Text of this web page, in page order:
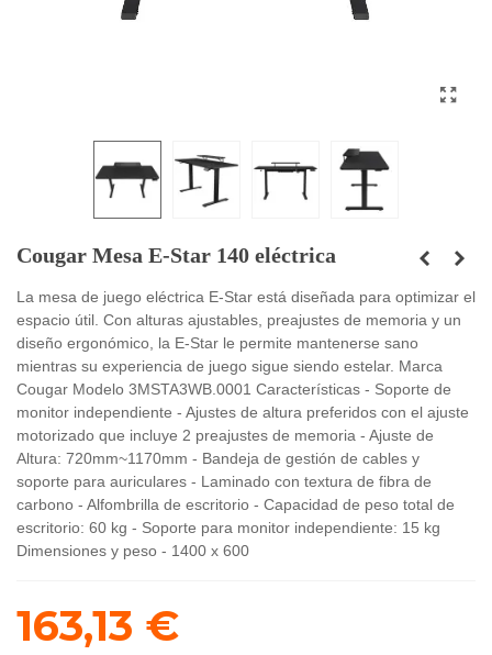
Cougar Mesa E-Star 140 eléctrica
La mesa de juego eléctrica E-Star está diseñada para optimizar el
espacio útil. Con alturas ajustables, preajustes de memoria y un
diseño ergonómico, la E-Star le permite mantenerse sano
mientras su experiencia de juego sigue siendo estelar. Marca
Cougar Modelo 3MSTA3WB.0001 Características - Soporte de
monitor independiente - Ajustes de altura preferidos con el ajuste
motorizado que incluye 2 preajustes de memoria - Ajuste de
Altura: 720mm~1170mm - Bandeja de gestión de cables y
soporte para auriculares - Laminado con textura de fibra de
carbono - Alfombrilla de escritorio - Capacidad de peso total de
escritorio: 60 kg - Soporte para monitor independiente: 15 kg
Dimensiones y peso - 1400 x 600
163,13 €